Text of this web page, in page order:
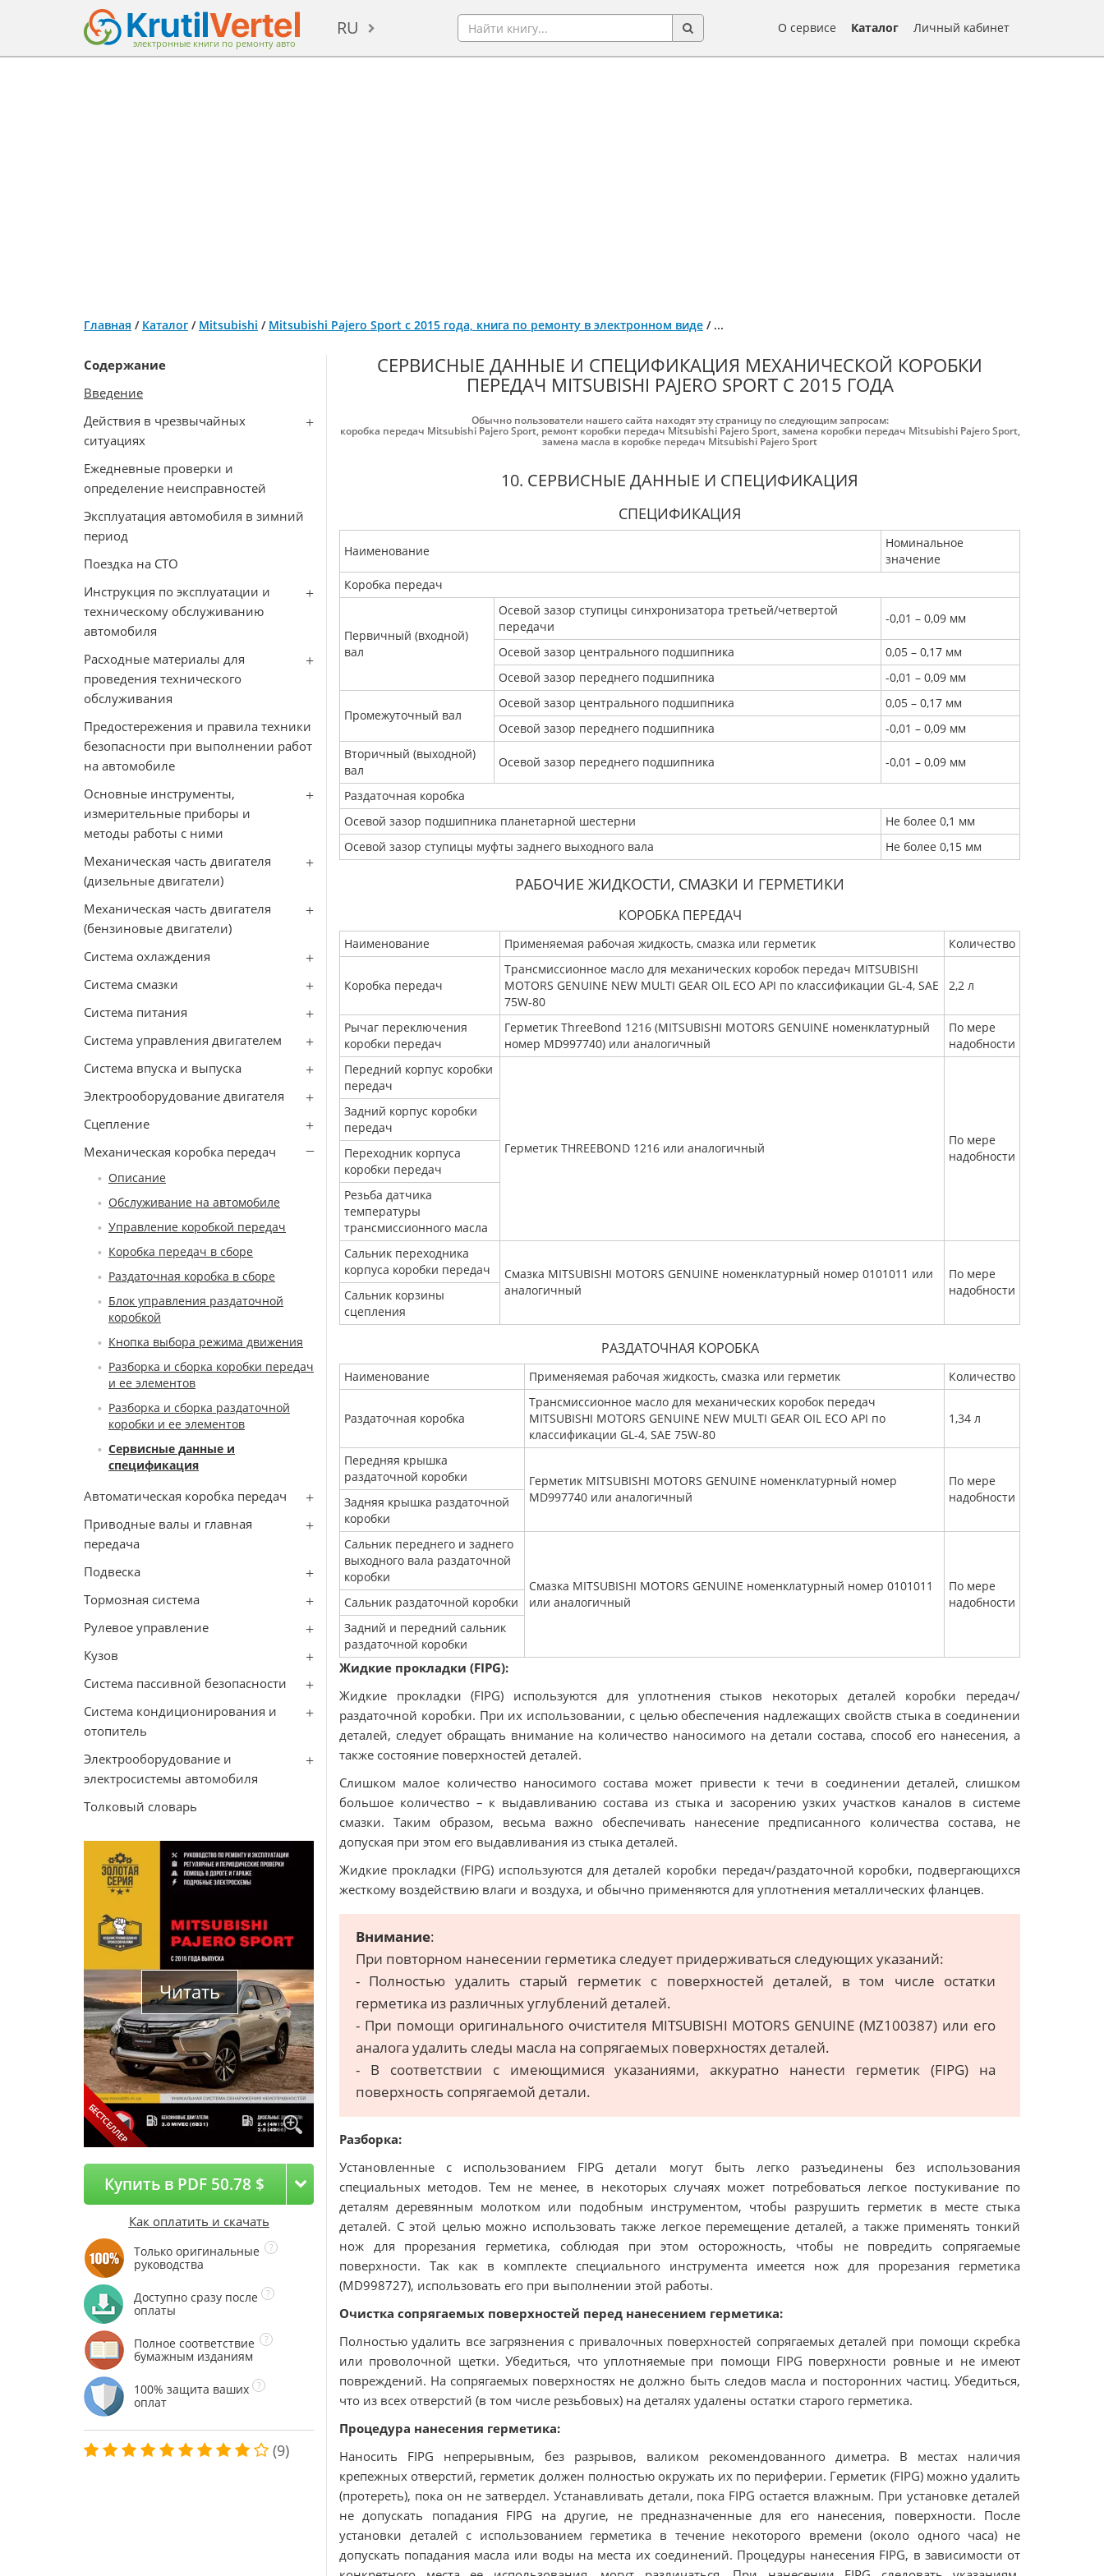
электронные книги по ремонту авто
RU О сервисе Каталог Личный кабинет
Главная / Каталог / Mitsubishi / Mitsubishi Pajero Sport с 2015 года, книга по ремонту в электронном виде / ...
Содержание
Введение
Действия в чрезвычайных
ситуациях
Ежедневные проверки и
определение неисправностей
Эксплуатация автомобиля в зимний
период
Поездка на СТО
Инструкция по эксплуатации и
техническому обслуживанию
автомобиля
Расходные материалы для
проведения технического
обслуживания
Предостережения и правила техники
безопасности при выполнении работ
на автомобиле
Основные инструменты,
измерительные приборы и
методы работы с ними
Механическая часть двигателя
(дизельные двигатели)
Механическая часть двигателя
(бензиновые двигатели)
Система охлаждения
Система смазки
Система питания
Система управления двигателем
Система впуска и выпуска
Электрооборудование двигателя
Сцепление
Механическая коробка передач
Описание
Обслуживание на автомобиле
Управление коробкой передач
Коробка передач в сборе
Раздаточная коробка в сборе
Блок управления раздаточной
коробкой
Кнопка выбора режима движения
Разборка и сборка коробки передач
и ее элементов
Разборка и сборка раздаточной
коробки и ее элементов
Сервисные данные и
спецификация
Автоматическая коробка передач
Приводные валы и главная
передача
Подвеска
Тормозная система
Рулевое управление
Кузов
Система пассивной безопасности
Система кондиционирования и
отопитель
Электрооборудование и
электросистемы автомобиля
Толковый словарь
Читать
Купить в PDF 50.78 $
Как оплатить и скачать
Только оригинальные
руководства
Доступно сразу после
оплаты
Полное соответствие
бумажным изданиям
100% защита ваших
оплат
(9)
СЕРВИСНЫЕ ДАННЫЕ И СПЕЦИФИКАЦИЯ МЕХАНИЧЕСКОЙ КОРОБКИ
ПЕРЕДАЧ MITSUBISHI PAJERO SPORT С 2015 ГОДА
Обычно пользователи нашего сайта находят эту страницу по следующим запросам:
коробка передач Mitsubishi Pajero Sport, ремонт коробки передач Mitsubishi Pajero Sport,замена коробки передач Mitsubishi Pajero Sport,
замена масла в коробке передач Mitsubishi Pajero Sport
10. СЕРВИСНЫЕ ДАННЫЕ И СПЕЦИФИКАЦИЯ
СПЕЦИФИКАЦИЯ
Наименование
Номинальное
значение
Коробка передач
Первичный (входной)
вал
Осевой зазор ступицы синхронизатора третьей/четвертой
передачи
-0,01 – 0,09 мм
Осевой зазор центрального подшипника
0,05 – 0,17 мм
Осевой зазор переднего подшипника
-0,01 – 0,09 мм
Промежуточный вал
Осевой зазор центрального подшипника
0,05 – 0,17 мм
Осевой зазор переднего подшипника
-0,01 – 0,09 мм
Вторичный (выходной)
вал
Осевой зазор переднего подшипника -0,01 – 0,09 мм
Раздаточная коробка
Осевой зазор подшипника планетарной шестерни
Не более 0,1 мм
Осевой зазор ступицы муфты заднего выходного вала
Не более 0,15 мм
РАБОЧИЕ ЖИДКОСТИ, СМАЗКИ И ГЕРМЕТИКИ
КОРОБКА ПЕРЕДАЧ
Наименование Применяемая рабочая жидкость, смазка или герметик Количество
Коробка передач
Трансмиссионное масло для механических коробок передач MITSUBISHI
MOTORS GENUINE NEW MULTI GEAR OIL ECO API по классификации GL-4, SAE
75W-80
2,2 л
Рычаг переключения
коробки передач
Герметик ThreeBond 1216 (MITSUBISHI MOTORS GENUINE номенклатурный
номер MD997740) или аналогичный
По мере
надобности
Передний корпус коробки
передач
Герметик THREEBOND 1216 или аналогичный
По мере
надобности
Задний корпус коробки
передач
Переходник корпуса
коробки передач
Резьба датчика
температуры
трансмиссионного масла
Сальник переходника
корпуса коробки передач
Смазка MITSUBISHI MOTORS GENUINE номенклатурный номер 0101011 или
аналогичный
По мере
надобности
Сальник корзины
сцепления
РАЗДАТОЧНАЯ КОРОБКА
Наименование Применяемая рабочая жидкость, смазка или герметик Количество
Раздаточная коробка
Трансмиссионное масло для механических коробок передач
MITSUBISHI MOTORS GENUINE NEW MULTI GEAR OIL ECO API по
классификации GL-4, SAE 75W-80
1,34 л
Передняя крышка
раздаточной коробки
Герметик MITSUBISHI MOTORS GENUINE номенклатурный номер
MD997740 или аналогичный
По мере
надобности
Задняя крышка раздаточной
коробки
Сальник переднего и заднего
выходного вала раздаточной
коробки
Смазка MITSUBISHI MOTORS GENUINE номенклатурный номер 0101011
или аналогичный
По мере
надобности
Сальник раздаточной коробки
Задний и передний сальник
раздаточной коробки
Жидкие прокладки (FIPG):
Жидкие прокладки (FIPG) используются для уплотнения стыков некоторых деталей коробки передач/
раздаточной коробки. При их использовании, с целью обеспечения надлежащих свойств стыка в соединении
деталей, следует обращать внимание на количество наносимого на детали состава, способ его нанесения, а
также состояние поверхностей деталей.
Слишком малое количество наносимого состава может привести к течи в соединении деталей, слишком
большое количество – к выдавливанию состава из стыка и засорению узких участков каналов в системе
смазки. Таким образом, весьма важно обеспечивать нанесение предписанного количества состава, не
допуская при этом его выдавливания из стыка деталей.
Жидкие прокладки (FIPG) используются для деталей коробки передач/раздаточной коробки, подвергающихся
жесткому воздействию влаги и воздуха, и обычно применяются для уплотнения металлических фланцев.
Внимание:
При повторном нанесении герметика следует придерживаться следующих указаний:
- Полностью удалить старый герметик с поверхностей деталей, в том числе остатки
герметика из различных углублений деталей.
- При помощи оригинального очистителя MITSUBISHI MOTORS GENUINE (MZ100387) или его
аналога удалить следы масла на сопрягаемых поверхностях деталей.
- В соответствии с имеющимися указаниями, аккуратно нанести герметик (FIPG) на
поверхность сопрягаемой детали.
Разборка:
Установленные с использованием FIPG детали могут быть легко разъединены без использования
специальных методов. Тем не менее, в некоторых случаях может потребоваться легкое постукивание по
деталям деревянным молотком или подобным инструментом, чтобы разрушить герметик в месте стыка
деталей. С этой целью можно использовать также легкое перемещение деталей, а также применять тонкий
нож для прорезания герметика, соблюдая при этом осторожность, чтобы не повредить сопрягаемые
поверхности. Так как в комплекте специального инструмента имеется нож для прорезания герметика
(MD998727), использовать его при выполнении этой работы.
Очистка сопрягаемых поверхностей перед нанесением герметика:
Полностью удалить все загрязнения с привалочных поверхностей сопрягаемых деталей при помощи скребка
или проволочной щетки. Убедиться, что уплотняемые при помощи FIPG поверхности ровные и не имеют
повреждений. На сопрягаемых поверхностях не должно быть следов масла и посторонних частиц. Убедиться,
что из всех отверстий (в том числе резьбовых) на деталях удалены остатки старого герметика.
Процедура нанесения герметика:
Наносить FIPG непрерывным, без разрывов, валиком рекомендованного диметра. В местах наличия
крепежных отверстий, герметик должен полностью окружать их по периферии. Герметик (FIPG) можно удалить
(протереть), пока он не затвердел. Устанавливать детали, пока FIPG остается влажным. При установке деталей
не допускать попадания FIPG на другие, не предназначенные для его нанесения, поверхности. После
установки деталей с использованием герметика в течение некоторого времени (около одного часа) не
допускать попадания масла или воды на места их соединений. Процедуры нанесения FIPG, в зависимости от